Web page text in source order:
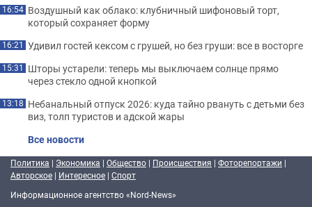
16:54 Воздушный как облако: клубничный шифоновый торт,
который сохраняет форму
16:21 Удивил гостей кексом с грушей, но без груши: все в восторге
15:31 Шторы устарели: теперь мы выключаем солнце прямо
через стекло одной кнопкой
13:18 Небанальный отпуск 2026: куда тайно рвануть с детьми без
виз, толп туристов и адской жары
Все новости
Политика | Экономика | Общество | Происшествия | Фоторепортажи |
Авторское | Интересное | Спорт
Информационное агентство «Nord-News»